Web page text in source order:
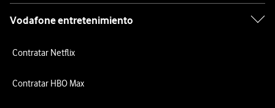
Vodafone entretenimiento
Contratar Netflix
Contratar HBO Max